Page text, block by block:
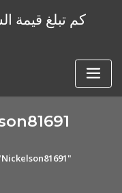
كم تبلغ قيمة الشهادة